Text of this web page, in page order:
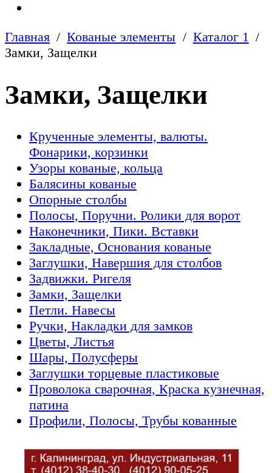
Главная Кованые элементы
Каталог 1
Замки, Защелки
Замки, Защелки
Крученные элементы, валюты.
Фонарики, корзинки
Узоры кованые, кольца
Балясины кованые
Опорные столбы
Полосы, Поручни. Ролики для ворот
Наконечники, Пики. Вставки
Закладные, Основания кованые
Заглушки, Навершия для столбов
Задвижки. Ригеля
Замки, Защелки
Петли. Навесы
Ручки, Накладки для замков
Цветы, Листья
Шары, Полусферы
Заглушки торцевые пластиковые
Проволока сварочная, Краска кузнечная,
патина
Профили, Полосы, Трубы кованные